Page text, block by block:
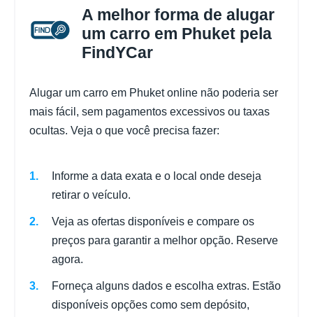
A melhor forma de alugar
um carro em Phuket pela
FindYCar
Alugar um carro em Phuket online não poderia ser
mais fácil, sem pagamentos excessivos ou taxas
ocultas. Veja o que você precisa fazer:
Informe a data exata e o local onde deseja
retirar o veículo.
Veja as ofertas disponíveis e compare os
preços para garantir a melhor opção. Reserve
agora.
Forneça alguns dados e escolha extras. Estão
disponíveis opções como sem depósito,